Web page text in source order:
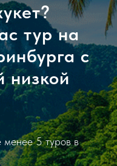
тур на
с
низкой
менее 5 туров в